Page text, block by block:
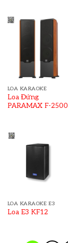
LOA KARAOKE
Loa Đứng
PARAMAX F-2500
LOA KARAOKE E3
Loa E3 KF12